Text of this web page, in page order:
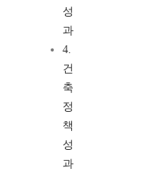
성
과
4.
건
축
정
책
성
과